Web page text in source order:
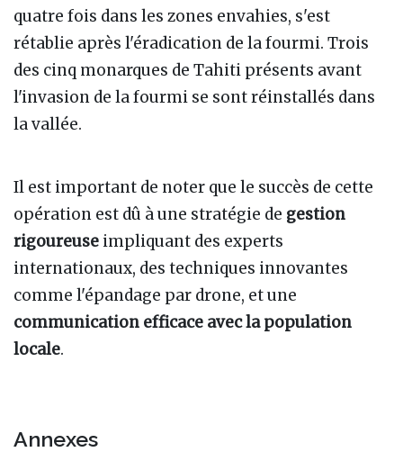
quatre fois dans les zones envahies, s'est
rétablie après l'éradication de la fourmi. Trois
des cinq monarques de Tahiti présents avant
l'invasion de la fourmi se sont réinstallés dans
la vallée.
Il est important de noter que le succès de cette
opération est dû à une stratégie de gestion
rigoureuse impliquant des experts
internationaux, des techniques innovantes
comme l'épandage par drone, et une
communication efficace avec la population
locale.
Annexes